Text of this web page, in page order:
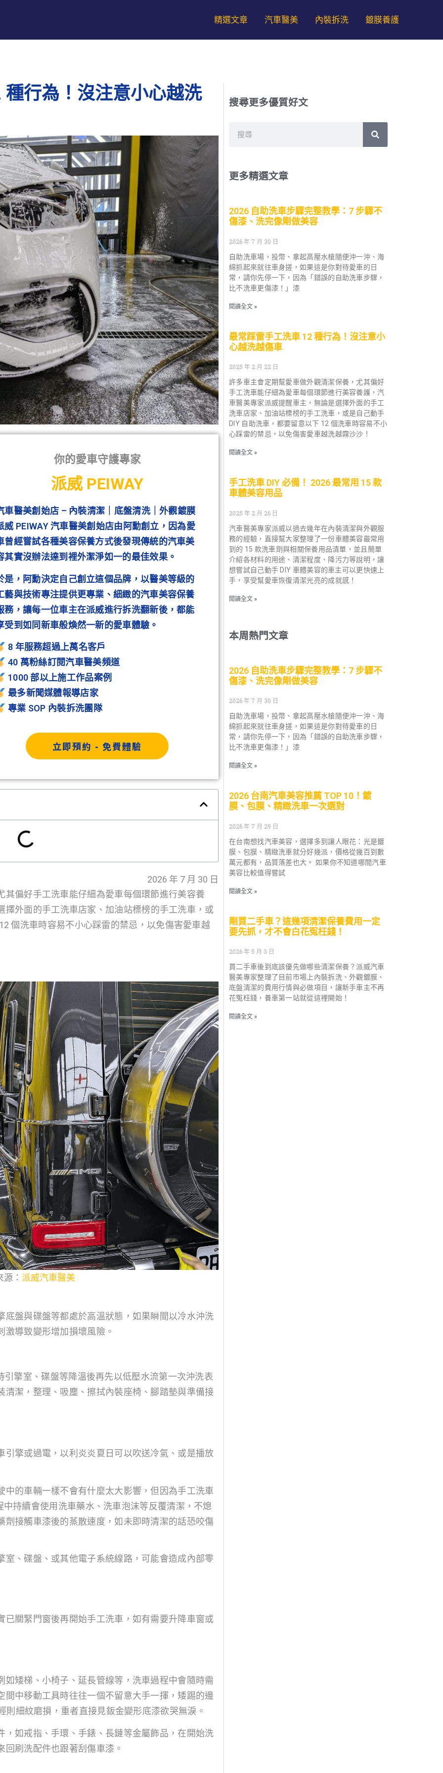
精選文章 汽車醫美 內裝拆洗 鍍膜養護
行為！沒注意小心越洗
你的愛車守護專家
派威 PEIWAY
車醫美創始店 – 內裝清潔｜底盤清洗｜外觀鍍膜
威 PEIWAY 汽車醫美創始店由阿勳創立，因為愛
曾經嘗試各種美容保養方式後發現傳統的汽車美
其實沒辦法達到裡外潔淨如一的最佳效果。
是，阿勳決定自己創立這個品牌，以醫美等級的
藝與技術專注提供更專業、細緻的汽車美容保養
務，讓每一位車主在派威進行拆洗翻新後，都能
受到如同新車般煥然一新的愛車體驗。
8 年服務超過上萬名客戶
40 萬粉絲訂閱汽車醫美頻道
1000 部以上施工作品案例
最多新聞媒體報導店家
專業 SOP 內裝拆洗團隊
立即預約 - 免費體驗
2026 年 7 月 30 日
偏好手工洗車能仔細為愛車每個環節進行美容養
擇外面的手工洗車店家、加油站標榜的手工洗車，或
個洗車時容易不小心踩雷的禁忌，以免傷害愛車越
： 派威汽車醫美
盤與碟盤等都處於高溫狀態，如果瞬間以冷水沖洗
導致變形增加損壞風險。
擎室、碟盤等降溫後再先以低壓水流第一次沖洗表
潔，整理、吸塵、擦拭內裝座椅、腳踏墊與準備接
擎或過電，以利炎炎夏日可以吹送冷氣、或是播放
的車輛一樣不會有什麼太大影響，但因為手工洗車
持續會使用洗車藥水、洗車泡沫等反覆清潔，不熄
接觸車漆後的蒸散速度，如未即時清潔的話恐咬傷
、碟盤、或其他電子系統線路，可能會造成內部零
關緊門窗後再開始手工洗車，如有需要升降車窗或
矮梯、小椅子、延長管線等，洗車過程中會隨時需
中移動工具時往往一個不留意大手一揮，矮踢的邊
細紋磨損，重者直接見鈑金變形底漆欲哭無淚。
如戒指、手環、手錶、長鏈等金屬飾品，在開始洗
刷洗配件也跟著刮傷車漆。
搜尋更多優質好文
搜
尋
更多精選文章
2026 自助洗車步驟完整教學：7 步驟不
傷漆、洗完像剛做美容
2026 年 7 月 30 日
自助洗車場，投幣、拿起高壓水槍隨便沖一沖、海
綿抓起來就往車身搓，如果這是你對待愛車的日
常，請你先停一下，因為「錯誤的自助洗車步驟，
比不洗車更傷漆！」漆
閱讀全文 »
最常踩雷手工洗車 12 種行為！沒注意小
心越洗越傷車
2025 年 2 月 22 日
許多車主會定期幫愛車做外觀清潔保養，尤其偏好
手工洗車能仔細為愛車每個環節進行美容養護，汽
車醫美專家派威提醒車主，無論是選擇外面的手工
洗車店家、加油站標榜的手工洗車，或是自己動手
DIY 自助洗車，都要留意以下 12 個洗車時容易不小
心踩雷的禁忌，以免傷害愛車越洗越霧沙沙！
閱讀全文 »
手工洗車 DIY 必備！ 2026 最常用 15 款
車體美容用品
2025 年 2 月 26 日
汽車醫美專家派威以過去幾年在內裝清潔與外觀服
務的經驗，直接幫大家整理了一份車體美容最常用
到的 15 款洗車劑與相關保養用品清單，並且簡單
介紹各材料的用途、清潔程度、降污力等說明，讓
想嘗試自己動手 DIY 車體美容的車主可以更快速上
手，享受幫愛車恢復清潔光亮的成就感！
閱讀全文 »
本周熱門文章
2026 自助洗車步驟完整教學：7 步驟不
傷漆、洗完像剛做美容
2026 年 7 月 30 日
自助洗車場，投幣、拿起高壓水槍隨便沖一沖、海
綿抓起來就往車身搓，如果這是你對待愛車的日
常，請你先停一下，因為「錯誤的自助洗車步驟，
比不洗車更傷漆！」漆
閱讀全文 »
2026 台南汽車美容推薦 TOP 10！鍍
膜、包膜、精緻洗車一次選對
2026 年 7 月 29 日
在台南想找汽車美容，選擇多到讓人眼花：光是鍍
膜、包膜、精緻洗車就分好幾派，價格從幾百到數
萬元都有，品質落差也大。 如果你不知道哪間汽車
美容比較值得嘗試
閱讀全文 »
剛買二手車？這幾項清潔保養費用一定
要先抓，才不會白花冤枉錢！
2026 年 5 月 3 日
買二手車後到底該優先做哪些清潔保養？派威汽車
醫美專家整理了目前市場上內裝拆洗、外觀鍍膜、
底盤清潔的費用行情與必做項目，讓新手車主不再
花冤枉錢，養車第一站就從這裡開始！
閱讀全文 »